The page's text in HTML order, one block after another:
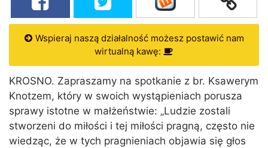
Wspieraj naszą działalność możesz postawić nam
wirtualną kawę:
KROSNO. Zapraszamy na spotkanie z br. Ksawerym
Knotzem, który w swoich wystąpieniach porusza
sprawy istotne w małżeństwie: „Ludzie zostali
stworzeni do miłości i tej miłości pragną, często nie
wiedząc, że w tych pragnieniach objawia się głos